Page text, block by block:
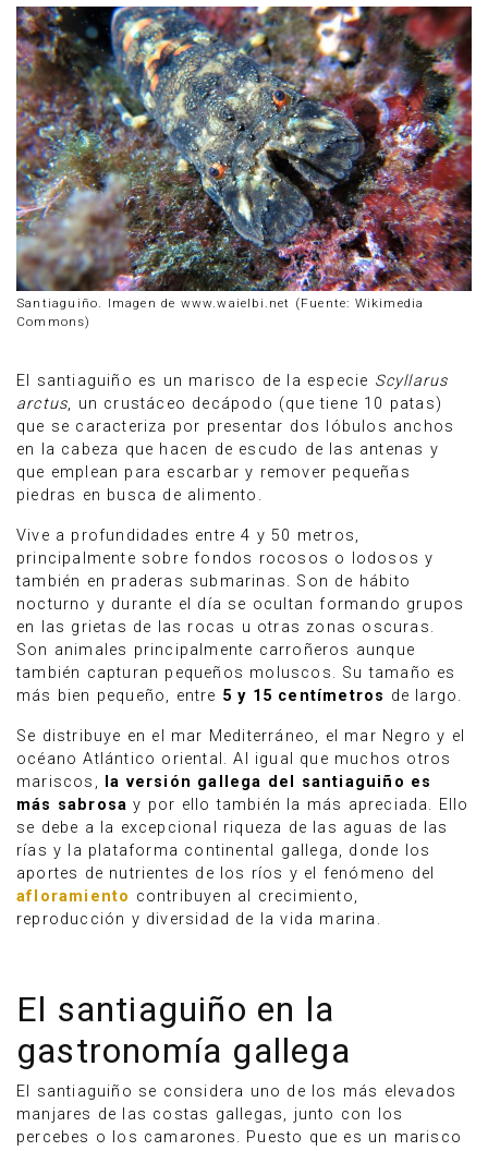
Santiaguiño. Imagen de www.waielbi.net (Fuente: Wikimedia
Commons)
El santiaguiño es un marisco de la especie Scyllarus
arctus, un crustáceo decápodo (que tiene 10 patas)
que se caracteriza por presentar dos lóbulos anchos
en la cabeza que hacen de escudo de las antenas y
que emplean para escarbar y remover pequeñas
piedras en busca de alimento.
Vive a profundidades entre 4 y 50 metros,
principalmente sobre fondos rocosos o lodosos y
también en praderas submarinas.​ Son de hábito
nocturno y durante el día se ocultan formando grupos
en las grietas de las rocas u otras zonas oscuras.
Son animales principalmente carroñeros aunque
también capturan pequeños moluscos. Su tamaño es
más bien pequeño, entre 5 y 15 centímetros de largo.
Se distribuye en el mar Mediterráneo, el mar Negro y el
océano Atlántico oriental. Al igual que muchos otros
mariscos,
la versión gallega del santiaguiño es
más sabrosa y por ello también la más apreciada. Ello
se debe a la excepcional riqueza de las aguas de las
rías y la plataforma continental gallega, donde los
aportes de nutrientes de los ríos y el fenómeno del
afloramiento contribuyen al crecimiento,
reproducción y diversidad de la vida marina.
El santiaguiño en la
gastronomía gallega
El santiaguiño se considera uno de los más elevados
manjares de las costas gallegas, junto con los
percebes o los camarones. Puesto que es un marisco